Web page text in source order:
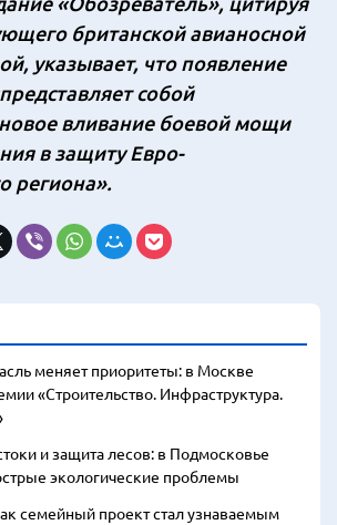
британской авианосной
указывает, что появление
собой
вливание боевой мощи
в защиту Евро-
региона».
меняет приоритеты: в Москве
«Строительство. Инфраструктура.
и защита лесов: в Подмосковье
экологические проблемы
семейный проект стал узнаваемым